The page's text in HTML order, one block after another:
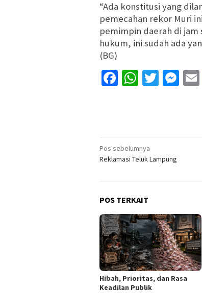
“Ada konstitusi yang
pemecahan rekor Muri
pemimpin daerah di jam
hukum, ini sudah ada
(BG)
Facebook
Navigasi
pos
Pos sebelumnya
Reklamasi Teluk Lampung
POS TERKAIT
Hibah, Prioritas, dan Rasa
Keadilan Publik